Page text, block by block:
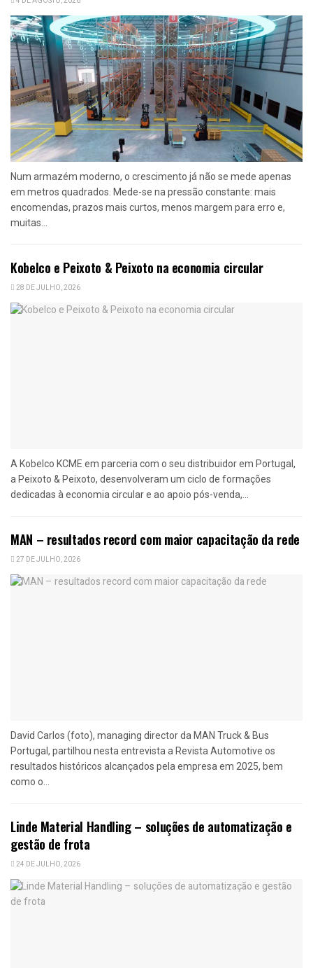
Num armazém moderno, o crescimento já não se mede apenas
em metros quadrados. Mede-se na pressão constante: mais
encomendas, prazos mais curtos, menos margem para erro e,
muitas...
Kobelco e Peixoto & Peixoto na economia circular
28 DE JULHO, 2026
A Kobelco KCME em parceria com o seu distribuidor em Portugal,
a Peixoto & Peixoto, desenvolveram um ciclo de formações
dedicadas à economia circular e ao apoio pós-venda,...
MAN – resultados record com maior capacitação da rede
27 DE JULHO, 2026
David Carlos (foto), managing director da MAN Truck & Bus
Portugal, partilhou nesta entrevista a Revista Automotive os
resultados históricos alcançados pela empresa em 2025, bem
como o...
Linde Material Handling – soluções de automatização e
gestão de frota
24 DE JULHO, 2026